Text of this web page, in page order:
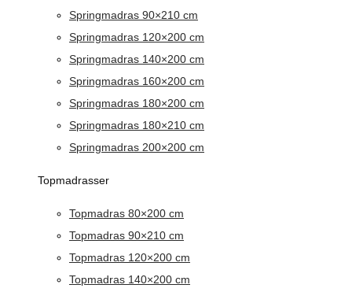
Springmadras 90×210 cm
Springmadras 120×200 cm
Springmadras 140×200 cm
Springmadras 160×200 cm
Springmadras 180×200 cm
Springmadras 180×210 cm
Springmadras 200×200 cm
Topmadrasser
Topmadras 80×200 cm
Topmadras 90×210 cm
Topmadras 120×200 cm
Topmadras 140×200 cm